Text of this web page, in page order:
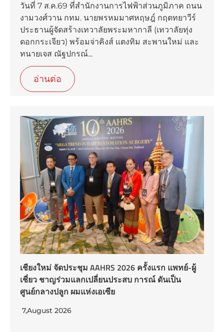
วันที่ 7 ส.ค.69 ที่สำนักงานการไฟฟ้าส่วนภูมิภาค ถนน
งามวงศ์วาน กทม. นายพรหมมาศหฤษฎ์ กฤตทยาวีร์
ประธานผู้จัดสร้างเทวาลัยพระมหากาลี (เทวาลัยทุ่ง
ดอกกระเจียว) พร้อมจ่าคิงส์ แตงทิม สะพานใหม่ และ
ทนายเจส ณัฐปกรณ์...
อ่านต่อ
เชียงใหม่ จัดประชุม AAHRS 2026 ครั้งแรก แพทย์-ผู้
เชี่ยว ชาญร่วมแลกเปลี่ยนประสบ การณ์ ดันเป็น
ศูนย์กลางปลูก ผมแห่งเอเซีย
7,August 2026